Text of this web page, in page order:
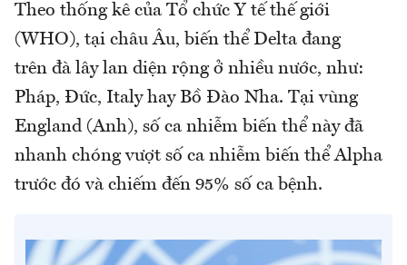
Theo thống kê của Tổ chức Y tế thế giới
(WHO), tại châu Âu, biến thể Delta đang
trên đà lây lan diện rộng ở nhiều nước, như:
Pháp, Đức, Italy hay Bồ Đào Nha. Tại vùng
England (Anh), số ca nhiễm biến thể này đã
nhanh chóng vượt số ca nhiễm biến thể Alpha
trước đó và chiếm đến 95% số ca bệnh.